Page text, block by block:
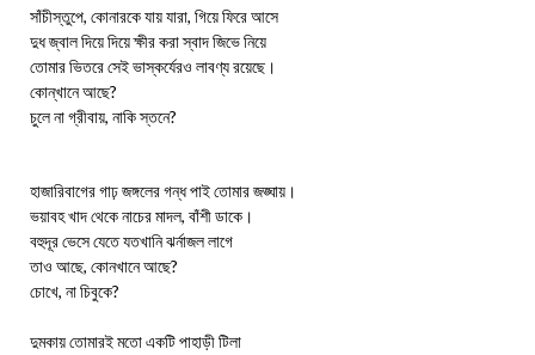
সাঁচীস্তুপে, কোনারকে যায় যারা, গিয়ে ফিরে আসে
দুধ জ্বাল দিয়ে দিয়ে ক্ষীর করা স্বাদ জিভে নিয়ে
তোমার ভিতরে সেই ভাস্কর্যেরও লাবণ্য রয়েছে।
কোন্‌খানে আছে?
চুলে না গ্রীবায়, নাকি স্তনে?
হাজারিবাগের গাঢ় জঙ্গলের গন্ধ পাই তোমার জঙ্ঘায়।
ভয়াবহ খাদ থেকে নাচের মাদল, বাঁশী ডাকে।
বহুদূর ভেসে যেতে যতখানি ঝর্নাজল লাগে
তাও আছে, কোনখানে আছে?
চোখে, না চিবুকে?
দুমকায় তোমারই মতো একটি পাহাড়ী টিলা